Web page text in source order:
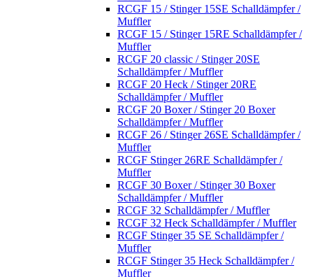
RCGF 15 / Stinger 15SE Schalldämpfer /
Muffler
RCGF 15 / Stinger 15RE Schalldämpfer /
Muffler
RCGF 20 classic / Stinger 20SE
Schalldämpfer / Muffler
RCGF 20 Heck / Stinger 20RE
Schalldämpfer / Muffler
RCGF 20 Boxer / Stinger 20 Boxer
Schalldämpfer / Muffler
RCGF 26 / Stinger 26SE Schalldämpfer /
Muffler
RCGF Stinger 26RE Schalldämpfer /
Muffler
RCGF 30 Boxer / Stinger 30 Boxer
Schalldämpfer / Muffler
RCGF 32 Schalldämpfer / Muffler
RCGF 32 Heck Schalldämpfer / Muffler
RCGF Stinger 35 SE Schalldämpfer /
Muffler
RCGF Stinger 35 Heck Schalldämpfer /
Muffler